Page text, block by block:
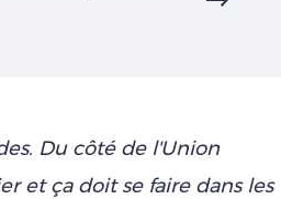
Du côté de l'Union
et ça doit se faire dans les